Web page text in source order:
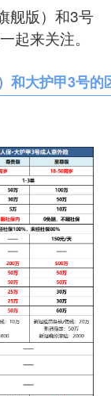
舰版）和3号
起来关注。
和大护甲3号的